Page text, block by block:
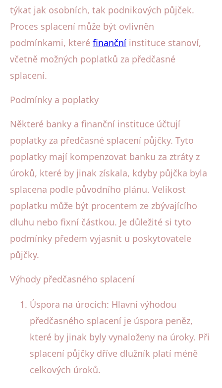
týkat jak osobních, tak podnikových půjček.
Proces splacení může být ovlivněn
podmínkami, které finanční instituce stanoví,
včetně možných poplatků za předčasné
splacení.
Podmínky a poplatky
Některé banky a finanční instituce účtují
poplatky za předčasné splacení půjčky. Tyto
poplatky mají kompenzovat banku za ztráty z
úroků, které by jinak získala, kdyby půjčka byla
splacena podle původního plánu. Velikost
poplatku může být procentem ze zbývajícího
dluhu nebo fixní částkou. Je důležité si tyto
podmínky předem vyjasnit u poskytovatele
půjčky.
Výhody předčasného splacení
Úspora na úrocích: Hlavní výhodou
předčasného splacení je úspora peněz,
které by jinak byly vynaloženy na úroky. Při
splacení půjčky dříve dlužník platí méně
celkových úroků.